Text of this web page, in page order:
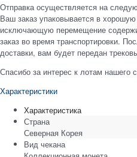
Отправка осуществляется на
Ваш заказ упаковывается в
исключающую перемещение
заказ во время транспортировки.
доставки, вам будет передан
Спасибо за интерес к лотам нашего
Характеристики
Характеристика
Страна
Северная Корея
Вид чекана